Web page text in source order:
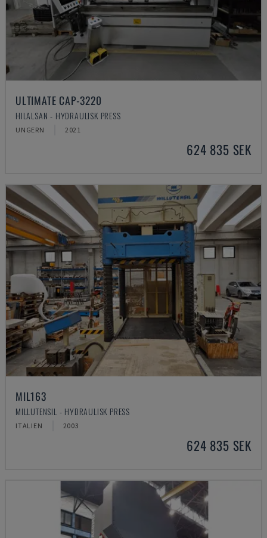
ULTIMATE CAP-3220
HILALSAN - HYDRAULISK PRESS
UNGERN 2021
624 835 SEK
MIL163
MILLUTENSIL - HYDRAULISK PRESS
ITALIEN 2003
624 835 SEK